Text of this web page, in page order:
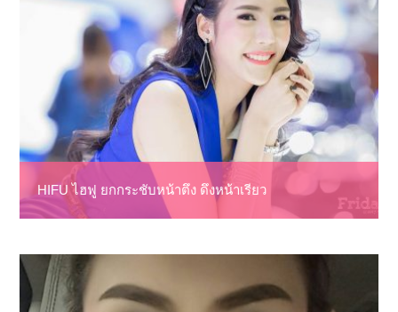
HIFU ไฮฟู ยกกระชับหน้าตึง ดึงหน้าเรียว